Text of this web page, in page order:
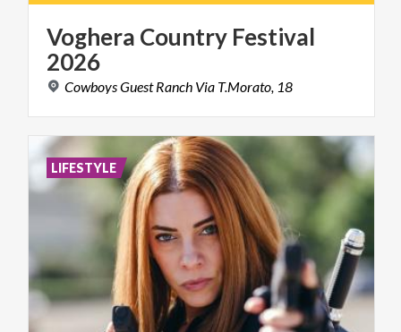
Voghera Country Festival
2026
CowboysGuest Ranch Via T.Morato, 18
LIFESTYLE